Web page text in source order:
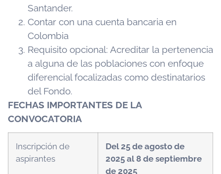
Santander.
Contar con una cuenta bancaria en
Colombia
Requisito opcional: Acreditar la pertenencia
a alguna de las poblaciones con enfoque
diferencial focalizadas como destinatarios
del Fondo.
FECHAS IMPORTANTES DE LA
CONVOCATORIA
Inscripción de
aspirantes
Del 25 de agosto de
2025 al 8 de septiembre
de 2025